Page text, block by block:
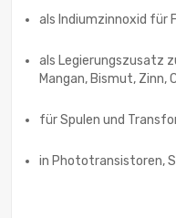
als Indiumzinnoxid für
als Legierungszusatz
Mangan, Bismut, Zinn,
für Spulen und
in Phototransistoren,